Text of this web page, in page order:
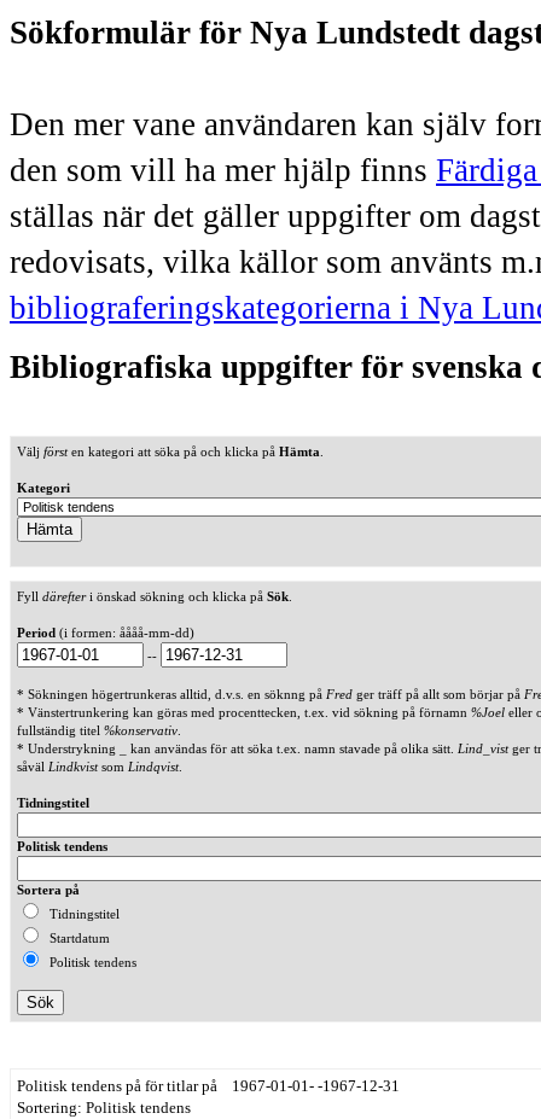
Sökformulär för Nya Lundstedt
Den mer vane användaren kan själv
den som vill ha mer hjälp finns
ställas när det gäller uppgifter om
redovisats, vilka källor som använts
bibliograferingskategorierna i Nya
Bibliografiska uppgifter för svenska
Välj försten kategori att söka på och klicka på Hämta
Kategori
Fyll därefteri önskad sökning och klicka på Sök
Period (i formen: åååå-mm-dd)
--
* Sökningen högertrunkeras alltid, d.v.s. en söknng på Fred ger träff på allt som börjar på
* Vänstertrunkering kan göras med procenttecken, t.ex. vid sökning på förnamn %Joel eller
fullständig titel %konservativ
* Understrykning _ kan användas för att söka t.ex. namn stavade på olika sätt. Lind_vistger
såväl Lindkvistsom Lindqvist.
Tidningstitel
Politisk tendens
Sortera på
Tidningstitel
Startdatum
Politisk tendens
Politisk tendens på för titlar på 1967-01-01- -1967-12-31
Sortering: Politisk tendens